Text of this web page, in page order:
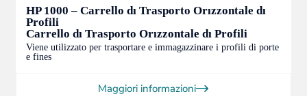
HP 1000 – Carrello dı Trasporto Orızzontale dı
Profili
Carrello dı Trasporto Orızzontale dı Profili
Viene utilizzato per trasportare e immagazzinare i profili di porte
e fines
Maggiori informazioni